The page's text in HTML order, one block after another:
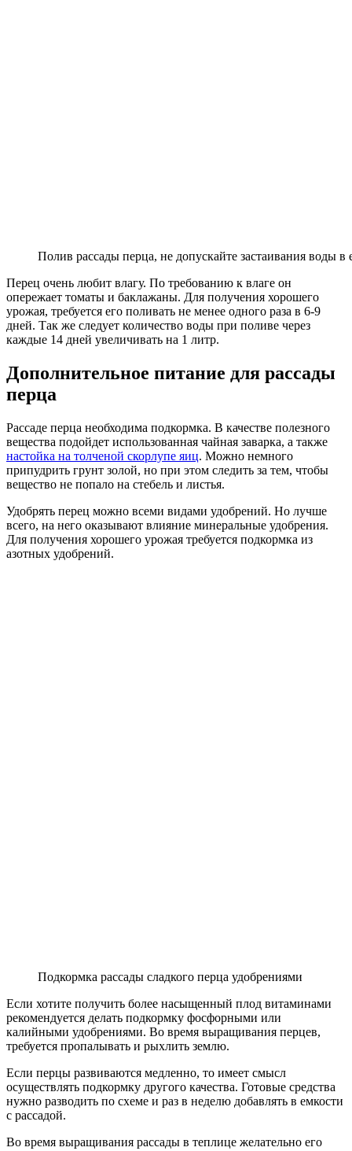
Полив рассады перца, не допускайте застаивания воды в
Перец очень любит влагу. По требованию к влаге он
опережает томаты и баклажаны. Для получения хорошего
урожая, требуется его поливать не менее одного раза в 6-9
дней. Так же следует количество воды при поливе через
каждые 14 дней увеличивать на 1 литр.
Дополнительное питание для рассады
перца
Рассаде перца необходима подкормка. В качестве полезного
вещества подойдет использованная чайная заварка, а также
настойка на толченой скорлупе яиц. Можно немного
припудрить грунт золой, но при этом следить за тем, чтобы
вещество не попало на стебель и листья.
Удобрять перец можно всеми видами удобрений. Но лучше
всего, на него оказывают влияние минеральные удобрения.
Для получения хорошего урожая требуется подкормка из
азотных удобрений.
Подкормка рассады сладкого перца удобрениями
Если хотите получить более насыщенный плод витаминами
рекомендуется делать подкормку фосфорными или
калийными удобрениями. Во время выращивания перцев,
требуется пропалывать и рыхлить землю.
Если перцы развиваются медленно, то имеет смысл
осуществлять подкормку другого качества. Готовые средства
нужно разводить по схеме и раз в неделю добавлять в емкости
с рассадой.
Во время выращивания рассады в теплице желательно его